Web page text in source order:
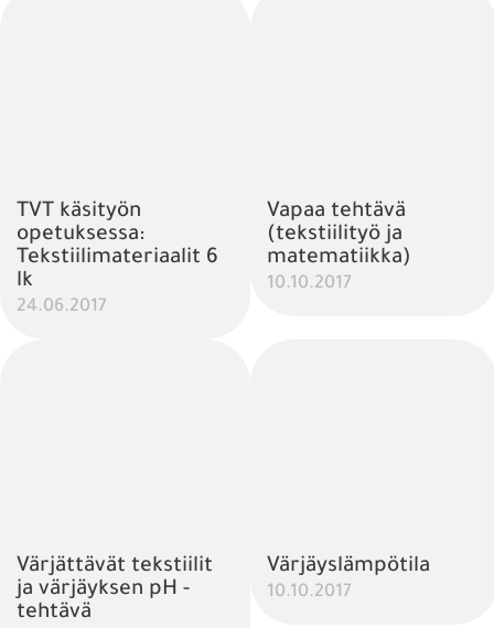
TVT käsityön
opetuksessa:
Tekstiilimateriaalit 6
lk
24.06.2017
Vapaa tehtävä
(tekstiilityö ja
matematiikka)
10.10.2017
Värjättävät tekstiilit
ja värjäyksen pH -
tehtävä
Värjäyslämpötila
10.10.2017